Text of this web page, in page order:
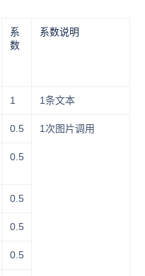
系
数
系数说明
1 1条文本
0.5 1次图片调用
0.5
0.5
0.5
0.5